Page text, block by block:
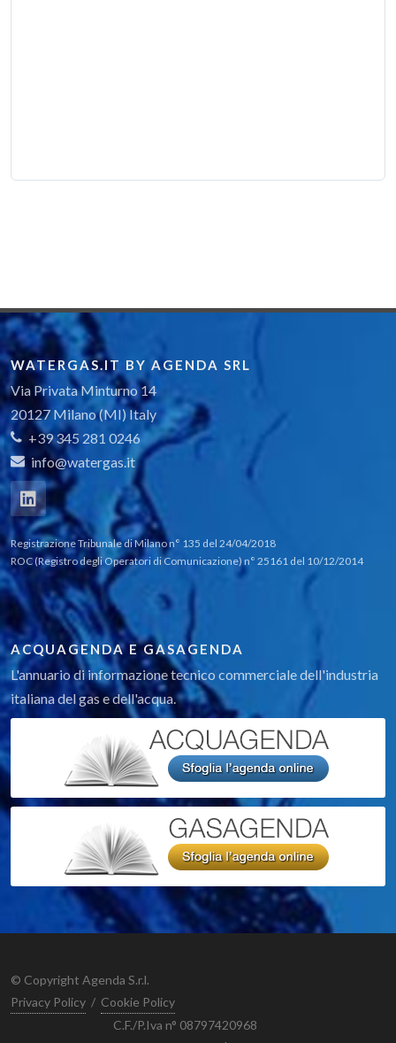
WATERGAS.IT BY AGENDA SRL
Via Privata Minturno 14
20127 Milano (MI) Italy
+39 345 281 0246
info@watergas.it
Registrazione Tribunale di Milano n° 135 del 24/04/2018
ROC (Registro degli Operatori di Comunicazione) n° 25161 del 10/12/2014
ACQUAGENDA E GASAGENDA
L'annuario di informazione tecnico commerciale dell'industria
italiana del gas e dell'acqua.
© Copyright Agenda S.r.l.
Privacy Policy / Cookie Policy
C.F./P.Iva n° 08797420968